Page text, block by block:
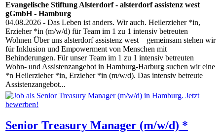
Evangelische Stiftung Alsterdorf - alsterdorf assistenz west
gGmbH- Hamburg
04.08.2026 - Das Leben ist anders. Wir auch. Heilerzieher *in,
Erzieher *in (m/w/d) für Team im 1 zu 1 intensiv betreuten
Wohnen Über uns alsterdorf assistenz west – gemeinsam stehen wir
für Inklusion und Empowerment von Menschen mit
Behinderungen. Für unser Team im 1 zu 1 intensiv betreuten
Wohn- und Assistenzangebot in Hamburg-Harburg suchen wir eine
*n Heilerzieher *in, Erzieher *in (m/w/d). Das intensiv betreute
Assistenzangebot...
Senior Treasury Manager (m/w/d) *